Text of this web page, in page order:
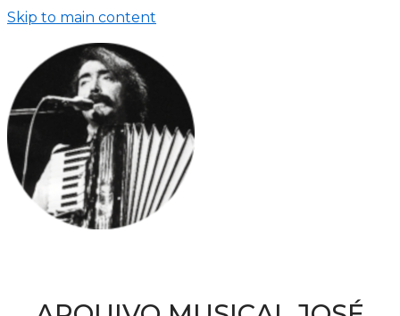
Skip to main content